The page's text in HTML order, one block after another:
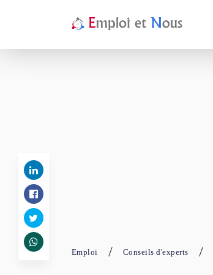
Emploi Conseils d'experts